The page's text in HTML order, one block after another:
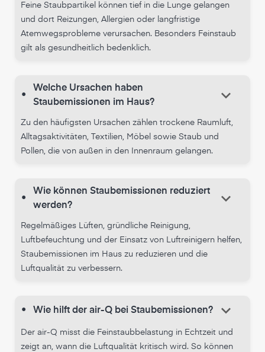
Feine Staubpartikel können tief in die Lunge gelangen
und dort Reizungen, Allergien oder langfristige
Atemwegsprobleme verursachen. Besonders Feinstaub
gilt als gesundheitlich bedenklich.
•
Welche Ursachen haben
Staubemissionen im Haus?
keyboard_arrow_down
Zu den häufigsten Ursachen zählen trockene Raumluft,
Alltagsaktivitäten, Textilien, Möbel sowie Staub und
Pollen, die von außen in den Innenraum gelangen.
•
Wie können Staubemissionen reduziert
werden?
keyboard_arrow_down
Regelmäßiges Lüften, gründliche Reinigung,
Luftbefeuchtung und der Einsatz von Luftreinigern helfen,
Staubemissionen im Haus zu reduzieren und die
Luftqualität zu verbessern.
• Wie hilft der air-Q bei Staubemissionen? keyboard_arrow_down
Der air-Q misst die Feinstaubbelastung in Echtzeit und
zeigt an, wann die Luftqualität kritisch wird. So können